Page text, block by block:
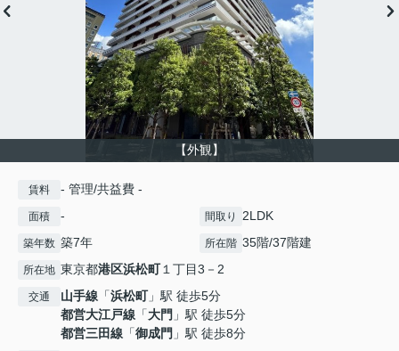
【外観】
賃料 - 管理/共益費 -
面積 - 間取り 2LDK
築年数 築7年 所在階 35階/37階建
所在地 東京都港区浜松町１丁目3－2
交通 山手線 「浜松町」駅 徒歩5分
都営大江戸線 「大門 」駅 徒歩5分
都営三田線 「御成門 」駅 徒歩8分